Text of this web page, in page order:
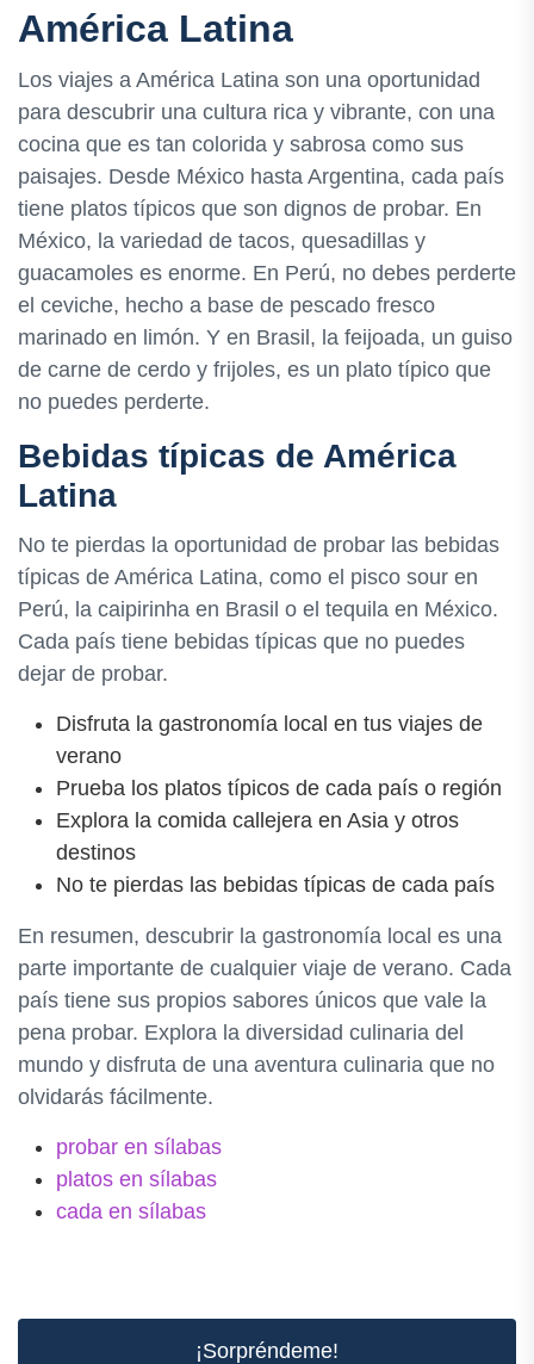
América Latina
Los viajes a América Latina son una oportunidad
para descubrir una cultura rica y vibrante, con una
cocina que es tan colorida y sabrosa como sus
paisajes. Desde México hasta Argentina, cada país
tiene platos típicos que son dignos de probar. En
México, la variedad de tacos, quesadillas y
guacamoles es enorme. En Perú, no debes perderte
el ceviche, hecho a base de pescado fresco
marinado en limón. Y en Brasil, la feijoada, un guiso
de carne de cerdo y frijoles, es un plato típico que
no puedes perderte.
Bebidas típicas de América
Latina
No te pierdas la oportunidad de probar las bebidas
típicas de América Latina, como el pisco sour en
Perú, la caipirinha en Brasil o el tequila en México.
Cada país tiene bebidas típicas que no puedes
dejar de probar.
Disfruta la gastronomía local en tus viajes de
verano
Prueba los platos típicos de cada país o región
Explora la comida callejera en Asia y otros
destinos
No te pierdas las bebidas típicas de cada país
En resumen, descubrir la gastronomía local es una
parte importante de cualquier viaje de verano. Cada
país tiene sus propios sabores únicos que vale la
pena probar. Explora la diversidad culinaria del
mundo y disfruta de una aventura culinaria que no
olvidarás fácilmente.
probar en sílabas
platos en sílabas
cada en sílabas
¡Sorpréndeme!